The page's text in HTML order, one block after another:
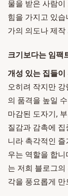
물을 받은 사람
힘을 가지고 있
가의 의도나 제
크기보다는 임팩
개성 있는 집들이
오히려 작지만
의 품격을 높일
마감된 도자기,
질감과 감촉에
니라 촉각적인
우는 역할을 합
는 저희 블로그
각을 풍요롭게